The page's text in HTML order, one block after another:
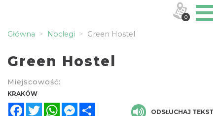
Główna Noclegi Green Hostel
Green Hostel
Miejscowość:
KRAKÓW
FacebookTwitterWhatsAppMessenger
ODSŁUCHAJ TEKST
0